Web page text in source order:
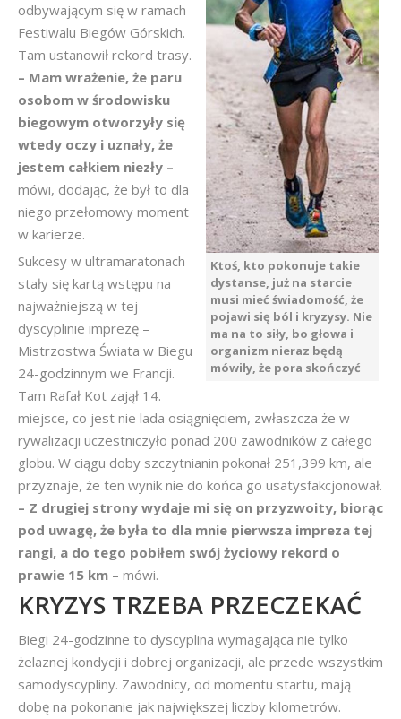
Ktoś, kto pokonuje takie
dystanse, już na starcie
musi mieć świadomość, że
pojawi się ból i kryzysy. Nie
ma na to siły, bo głowa i
organizm nieraz będą
mówiły, że pora skończyć
odbywającym się w ramach
Festiwalu Biegów Górskich.
Tam ustanowił rekord trasy.
– Mam wrażenie, że paru
osobom w środowisku
biegowym otworzyły się
wtedy oczy i uznały, że
jestem całkiem niezły –
mówi, dodając, że był to dla
niego przełomowy moment
w karierze.
Sukcesy w ultramaratonach
stały się kartą wstępu na
najważniejszą w tej
dyscyplinie imprezę –
Mistrzostwa Świata w Biegu
24-godzinnym we Francji.
Tam Rafał Kot zajął 14.
miejsce, co jest nie lada osiągnięciem, zwłaszcza że w
rywalizacji uczestniczyło ponad 200 zawodników z całego
globu. W ciągu doby szczytnianin pokonał 251,399 km, ale
przyznaje, że ten wynik nie do końca go usatysfakcjonował.
– Z drugiej strony wydaje mi się on przyzwoity, biorąc
pod uwagę, że była to dla mnie pierwsza impreza tej
rangi, a do tego pobiłem swój życiowy rekord o
prawie 15 km – mówi.
KRYZYS TRZEBA PRZECZEKAĆ
Biegi 24-godzinne to dyscyplina wymagająca nie tylko
żelaznej kondycji i dobrej organizacji, ale przede wszystkim
samodyscypliny. Zawodnicy, od momentu startu, mają
dobę na pokonanie jak największej liczby kilometrów.